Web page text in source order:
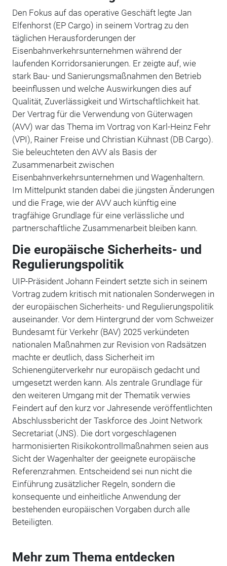
Den Fokus auf das operative Geschäft legte Jan
Elfenhorst (EP Cargo) in seinem Vortrag zu den
täglichen Herausforderungen der
Eisenbahnverkehrsunternehmen während der
laufenden Korridorsanierungen. Er zeigte auf, wie
stark Bau- und Sanierungsmaßnahmen den Betrieb
beeinflussen und welche Auswirkungen dies auf
Qualität, Zuverlässigkeit und Wirtschaftlichkeit hat.
Der Vertrag für die Verwendung von Güterwagen
(AVV) war das Thema im Vortrag von Karl-Heinz Fehr
(VPI), Rainer Freise und Christian Kühnast (DB Cargo).
Sie beleuchteten den AVV als Basis der
Zusammenarbeit zwischen
Eisenbahnverkehrsunternehmen und Wagenhaltern.
Im Mittelpunkt standen dabei die jüngsten Änderungen
und die Frage, wie der AVV auch künftig eine
tragfähige Grundlage für eine verlässliche und
partnerschaftliche Zusammenarbeit bleiben kann.
Die europäische Sicherheits- und
Regulierungspolitik
UIP-Präsident Johann Feindert setzte sich in seinem
Vortrag zudem kritisch mit nationalen Sonderwegen in
der europäischen Sicherheits- und Regulierungspolitik
auseinander. Vor dem Hintergrund der vom Schweizer
Bundesamt für Verkehr (BAV) 2025 verkündeten
nationalen Maßnahmen zur Revision von Radsätzen
machte er deutlich, dass Sicherheit im
Schienengüterverkehr nur europäisch gedacht und
umgesetzt werden kann. Als zentrale Grundlage für
den weiteren Umgang mit der Thematik verwies
Feindert auf den kurz vor Jahresende veröffentlichten
Abschlussbericht der Taskforce des Joint Network
Secretariat (JNS). Die dort vorgeschlagenen
harmonisierten Risikokontrollmaßnahmen seien aus
Sicht der Wagenhalter der geeignete europäische
Referenzrahmen. Entscheidend sei nun nicht die
Einführung zusätzlicher Regeln, sondern die
konsequente und einheitliche Anwendung der
bestehenden europäischen Vorgaben durch alle
Beteiligten.
Mehr zum Thema entdecken